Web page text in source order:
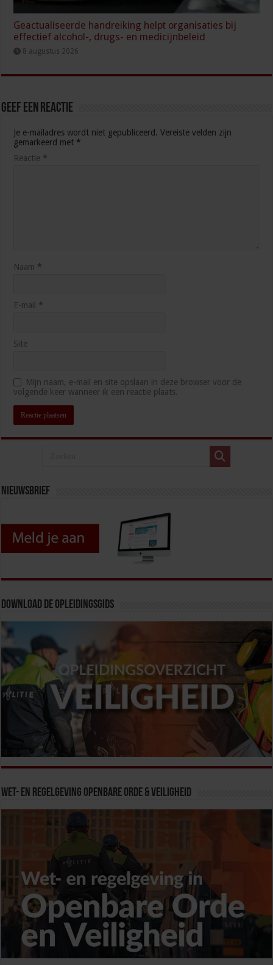
Geactualiseerde handreiking helpt organisaties bij
effectief alcohol-, drugs- en medicijnbeleid
8 augustus 2026
Geef een reactie
Je e-mailadres wordt niet gepubliceerd. Vereiste velden zijn
gemarkeerd met *
Reactie *
Naam *
E-mail *
Site
Mijn naam, e-mail en site opslaan in deze browser voor de
volgende keer wanneer ik een reactie plaats.
Nieuwsbrief
Download de opleidingsgids
Wet- en Regelgeving Openbare Orde & Veiligheid